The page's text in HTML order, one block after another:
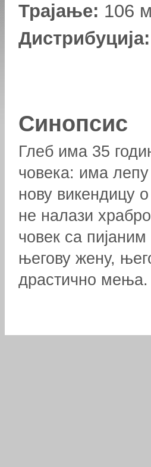
Трајање: 106
Дистрибуција:
Синопсис
Глеб има 35
човека: има
нову викендицу
не налази
човек са
његову жену,
драстично мења.